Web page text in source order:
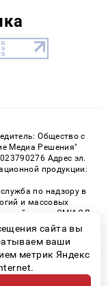
Общество с
Медиа Решения"
Адрес эл.
продукции:
по надзору в
и массовых
номер СМИ ЭЛ
защищены
сайта вы
ваши
метрик Яндекс